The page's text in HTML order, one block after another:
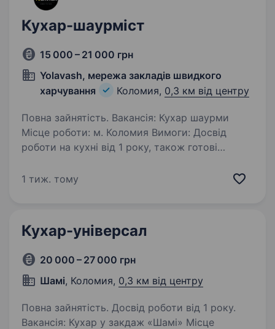
Кухар-шаурміст
15 000 – 21 000 грн
Yolavash, мережа закладів швидкого
харчування
Коломия, 0,3 км від центру
Повна зайнятість. Вакансія: Кухар шаурми
Місце роботи: м. Коломия Вимоги: Досвід
роботи на кухні від 1 року, також готові
швидкість в роботі Обов’язки: Приготування
1 тиж. тому
Кухар-універсал
20 000 – 27 000 грн
Шамі, Коломия, 0,3 км від центру
Повна зайнятість. Досвід роботи від 1 року.
Вакансія: Кухар у закдаж «Шамі» Місце